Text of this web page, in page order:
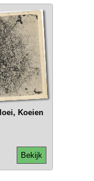
Koeien
Bekijk